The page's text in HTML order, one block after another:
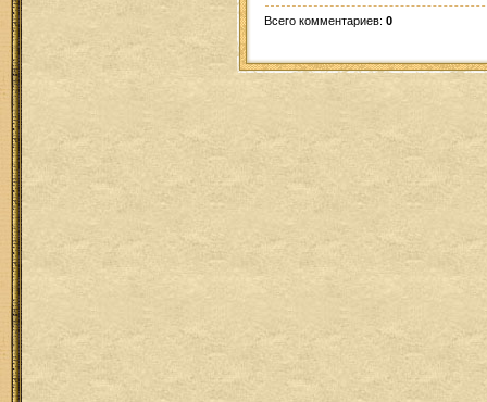
Всего комментариев: 0